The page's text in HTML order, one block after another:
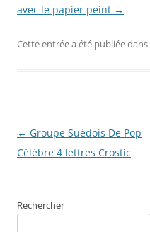
avec le papier peint →
Cette entrée a été publiée dans
Navigation
des
← Groupe Suédois De Pop
Célèbre 4 lettres Crostic
Rechercher